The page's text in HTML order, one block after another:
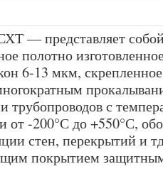
— представляет
полотно
6-13 мкм,
трубопроводов с
от -200°С до +550°С,
стен, перекрытий и
покрытием